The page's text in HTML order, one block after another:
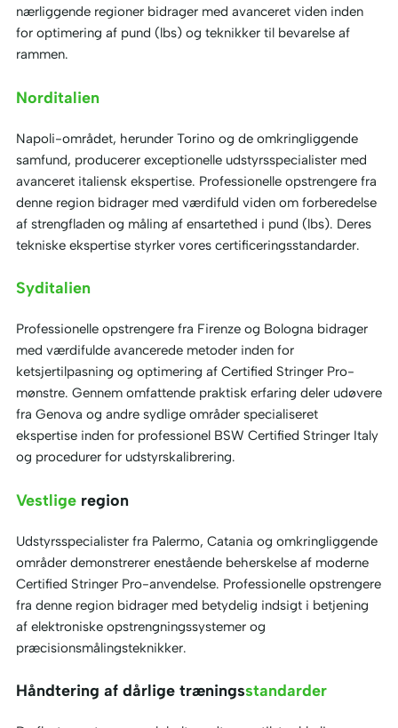
nærliggende regioner bidrager med avanceret viden inden
for optimering af pund (lbs) og teknikker til bevarelse af
rammen.
Norditalien
Napoli-området, herunder Torino og de omkringliggende
samfund, producerer exceptionelle udstyrsspecialister med
avanceret italiensk ekspertise. Professionelle opstrengere fra
denne region bidrager med værdifuld viden om forberedelse
af strengfladen og måling af ensartethed i pund (lbs). Deres
tekniske ekspertise styrker vores certificeringsstandarder.
Syditalien
Professionelle opstrengere fra Firenze og Bologna bidrager
med værdifulde avancerede metoder inden for
ketsjertilpasning og optimering af Certified Stringer Pro-
mønstre. Gennem omfattende praktisk erfaring deler udøvere
fra Genova og andre sydlige områder specialiseret
ekspertise inden for professionel BSW Certified Stringer Italy
og procedurer for udstyrskalibrering.
Vestlige region
Udstyrsspecialister fra Palermo, Catania og omkringliggende
områder demonstrerer enestående beherskelse af moderne
Certified Stringer Pro-anvendelse. Professionelle opstrengere
fra denne region bidrager med betydelig indsigt i betjening
af elektroniske opstrengningssystemer og
præcisionsmålingsteknikker.
Håndtering af dårlige træningsstandarder